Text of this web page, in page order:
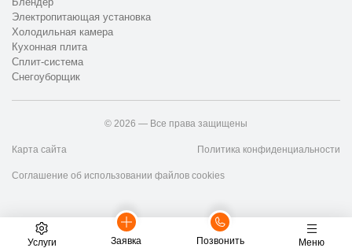
Услуги Заявка Позвонить Меню
Электропитающая установка
Холодильная камера
Кухонная плита
Сплит-система
Снегоуборщик
© 2026 — Все права защищены
Карта сайта Политика конфиденциальности
Соглашение об использовании файлов cookies